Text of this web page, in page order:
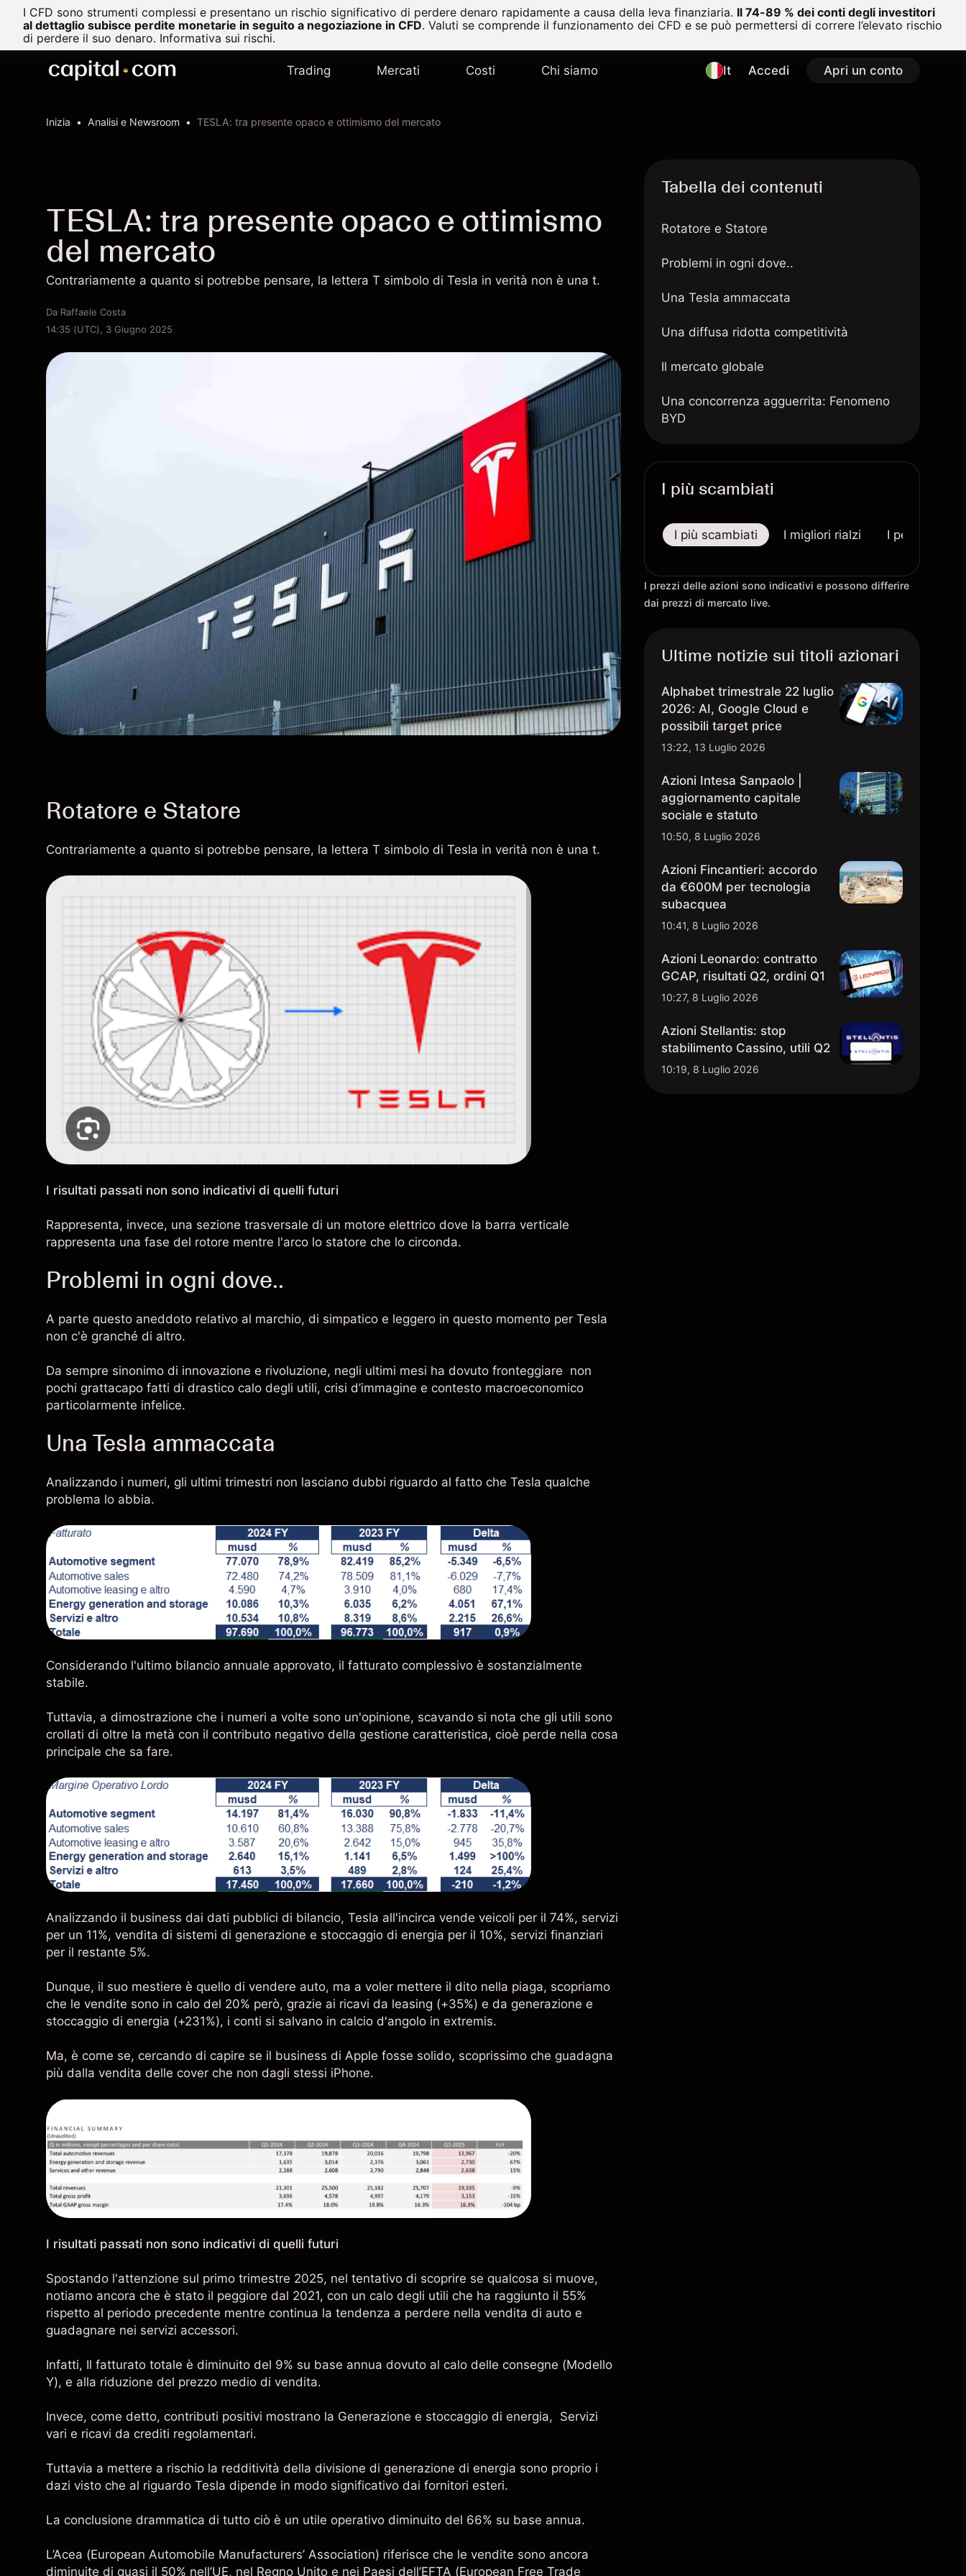
I CFD sono strumenti complessi e presentano un rischio significativo di perdere denaro rapidamente a causa della leva finanziaria. Il 74-89 % dei conti degli investitori
al dettaglio subisce perdite monetarie in seguito a negoziazione in CFD. Valuti se comprende il funzionamento dei CFD e se può permettersi di correre l’elevato rischio
di perdere il suo denaro. Informativa sui rischi.
Trading Mercati Costi Chi siamo It Accedi Apri un conto
Inizia Analisi e Newsroom TESLA: tra presente opaco e ottimismo del mercato
TESLA: tra presente opaco e ottimismo
del mercato
Contrariamente a quanto si potrebbe pensare, la lettera T simbolo di Tesla in verità non è una t.
Da Raffaele Costa
14:35 (UTC), 3 Giugno 2025
Rotatore e Statore
Contrariamente a quanto si potrebbe pensare, la lettera T simbolo di Tesla in verità non è una t.
I risultati passati non sono indicativi di quelli futuri
Rappresenta, invece, una sezione trasversale di un motore elettrico dove la barra verticale
rappresenta una fase del rotore mentre l'arco lo statore che lo circonda.
Problemi in ogni dove..
A parte questo aneddoto relativo al marchio, di simpatico e leggero in questo momento per Tesla
non c'è granché di altro.
Da sempre sinonimo di innovazione e rivoluzione, negli ultimi mesi ha dovuto fronteggiare non
pochi grattacapo fatti di drastico calo degli utili, crisi d’immagine e contesto macroeconomico
particolarmente infelice.
Una Tesla ammaccata
Analizzando i numeri, gli ultimi trimestri non lasciano dubbi riguardo al fatto che Tesla qualche
problema lo abbia.
Considerando l'ultimo bilancio annuale approvato, il fatturato complessivo è sostanzialmente
stabile.
Tuttavia, a dimostrazione che i numeri a volte sono un'opinione, scavando si nota che gli utili sono
crollati di oltre la metà con il contributo negativo della gestione caratteristica, cioè perde nella cosa
principale che sa fare.
Analizzando il business dai dati pubblici di bilancio, Tesla all'incirca vende veicoli per il 74%, servizi
per un 11%, vendita di sistemi di generazione e stoccaggio di energia per il 10%, servizi finanziari
per il restante 5%.
Dunque, il suo mestiere è quello di vendere auto, ma a voler mettere il dito nella piaga, scopriamo
che le vendite sono in calo del 20% però, grazie ai ricavi da leasing (+35%) e da generazione e
stoccaggio di energia (+231%), i conti si salvano in calcio d'angolo in extremis.
Ma, è come se, cercando di capire se il business di Apple fosse solido, scoprissimo che guadagna
più dalla vendita delle cover che non dagli stessi iPhone.
I risultati passati non sono indicativi di quelli futuri
Spostando l'attenzione sul primo trimestre 2025, nel tentativo di scoprire se qualcosa si muove,
notiamo ancora che è stato il peggiore dal 2021, con un calo degli utili che ha raggiunto il 55%
rispetto al periodo precedente mentre continua la tendenza a perdere nella vendita di auto e
guadagnare nei servizi accessori.
Infatti, Il fatturato totale è diminuito del 9% su base annua dovuto al calo delle consegne (Modello
Y), e alla riduzione del prezzo medio di vendita.
Invece, come detto, contributi positivi mostrano la Generazione e stoccaggio di energia, Servizi
vari e ricavi da crediti regolamentari.
Tuttavia a mettere a rischio la redditività della divisione di generazione di energia sono proprio i
dazi visto che al riguardo Tesla dipende in modo significativo dai fornitori esteri.
La conclusione drammatica di tutto ciò è un utile operativo diminuito del 66% su base annua.
L’Acea (European Automobile Manufacturers’ Association) riferisce che le vendite sono ancora
diminuite di quasi il 50% nell’UE, nel Regno Unito e nei Paesi dell’EFTA (European Free Trade
Tabella dei contenuti
Rotatore e Statore
Problemi in ogni dove..
Una Tesla ammaccata
Una diffusa ridotta competitività
Il mercato globale
Una concorrenza agguerrita: Fenomeno
BYD
I più scambiati
I più scambiati I migliori rialzi I peggiori
I prezzi delle azioni sono indicativi e possono differire
dai prezzi di mercato live.
Ultime notizie sui titoli azionari
Alphabet trimestrale 22 luglio
2026: AI, Google Cloud e
possibili target price
13:22, 13 Luglio 2026
Azioni Intesa Sanpaolo |
aggiornamento capitale
sociale e statuto
10:50, 8 Luglio 2026
Azioni Fincantieri: accordo
da €600M per tecnologia
subacquea
10:41, 8 Luglio 2026
Azioni Leonardo: contratto
GCAP, risultati Q2, ordini Q1
10:27, 8 Luglio 2026
Azioni Stellantis: stop
stabilimento Cassino, utili Q2
10:19, 8 Luglio 2026